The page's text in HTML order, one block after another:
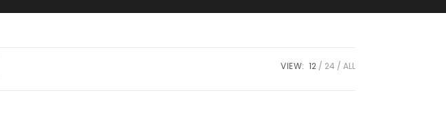
VIEW: 12 24 ALL